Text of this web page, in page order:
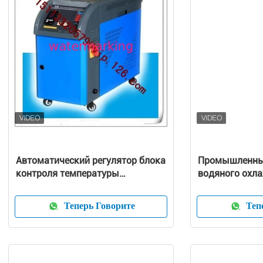
Автоматический регулятор блока
контроля температуры
прессформы
Теперь Говорите
водяного